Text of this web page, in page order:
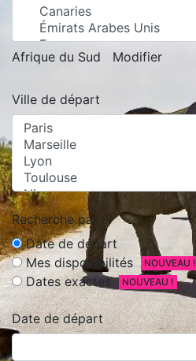
Afrique du Sud Modifier
Ville de départ
Recherche par :
Date de départ
Mes disponibilités
NOUVEAU !
Dates exactes NOUVEAU !
Date de départ